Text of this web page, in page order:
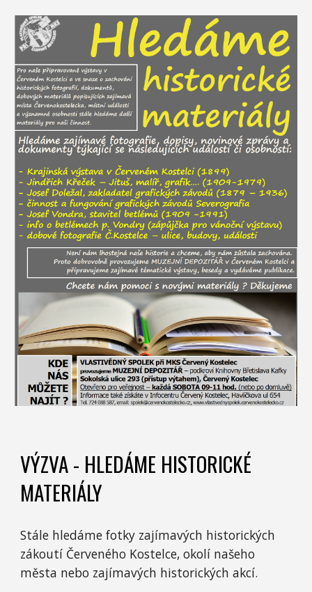
VÝZVA - HLEDÁME HISTORICKÉ
MATERIÁLY
Stále hledáme fotky zajímavých historických
zákoutí Červeného Kostelce, okolí našeho
města nebo zajímavých historických akcí.